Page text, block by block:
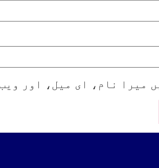
میرا نام، ای میل، اور